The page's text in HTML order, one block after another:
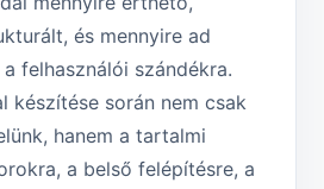
és mennyire ad
felhasználói szándékra.
készítése során nem csak
hanem a tartalmi
a belső felépítésre, a